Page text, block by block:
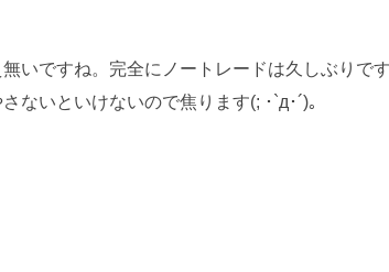
いですね。完全にノートレードは久しぶりで
ないといけないので焦ります(; ･`д･´)。